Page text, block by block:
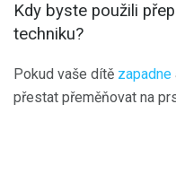
Kdy byste použili
techniku?
Pokud vaše dítě zapadne
přestat přeměňovat na